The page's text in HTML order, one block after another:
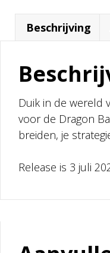
Beschrijving
Duik in de wereld
voor de Dragon
breiden, je
Release is 3 juli